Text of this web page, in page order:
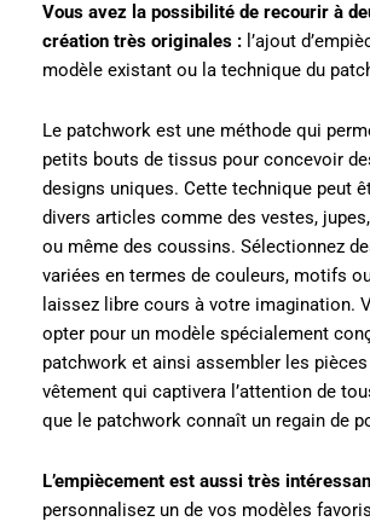
Vous avez la possibilité de recourir à
création très originales : l’ajout
modèle existant ou la technique du
Le patchwork est une méthode qui
petits bouts de tissus pour concevoir
designs uniques. Cette technique peut
divers articles comme des vestes,
ou même des coussins. Sélectionnez
variées en termes de couleurs, motifs
laissez libre cours à votre imagination.
opter pour un modèle spécialement
patchwork et ainsi assembler les
vêtement qui captivera l’attention de
que le patchwork connaît un regain de
L’empiècement est aussi très
personnalisez un de vos modèles